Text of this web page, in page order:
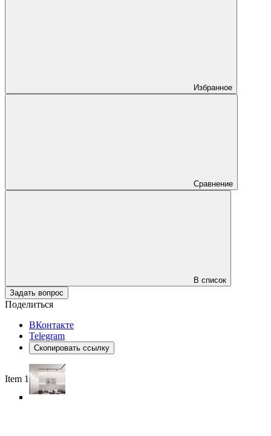
Избранное
Сравнение
В список
Задать вопрос
Поделиться
ВКонтакте
Telegram
Скопировать ссылку
Item 1 of 6